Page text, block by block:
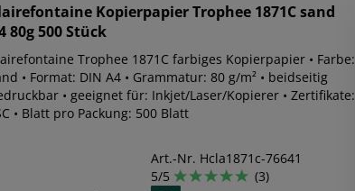
Kopierpapier Trophee 1871C sand
80g 500 Stück
Trophee 1871C farbiges Kopierpapier • Farbe:
• Format: DIN A4 • Grammatur: 80 g/m² • beidseitig
• geeignet für: Inkjet/Laser/Kopierer • Zertifikate:
• Blatt pro Packung: 500 Blatt
Art.-Nr. Hcla1871c-76641
5/5
(3)